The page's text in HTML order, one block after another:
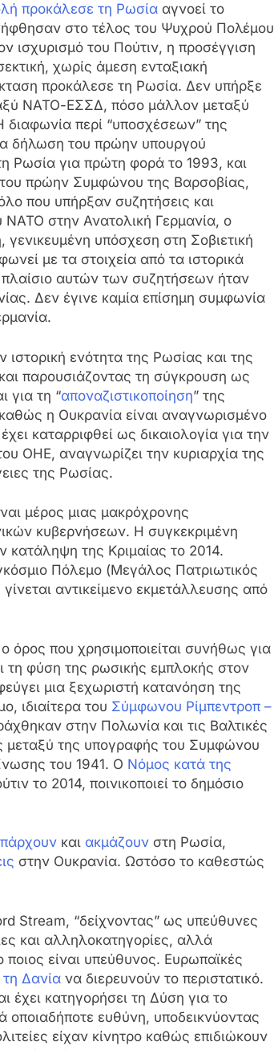
προκάλεσε τη Ρωσία αγνοεί το
στο τέλος του Ψυχρού Πολέμου
ισχυρισμό του Πούτιν, η προσέγγιση
χωρίς άμεση ενταξιακή
προκάλεσε τη Ρωσία. Δεν υπήρξε
ΝΑΤΟ-ΕΣΣΔ, πόσο μάλλον μεταξύ
περί “υποσχέσεων” της
δήλωση του πρώην υπουργού
Ρωσία για πρώτη φορά το 1993, και
πρώην Συμφώνου της Βαρσοβίας,
που υπήρξαν συζητήσεις και
ΝΑΤΟ στην Ανατολική Γερμανία, ο
υπόσχεση στη Σοβιετική
με τα στοιχεία από τα ιστορικά
αυτών των συζητήσεων ήταν
Δεν έγινε καμία επίσημη συμφωνία
ενότητα της Ρωσίας και της
παρουσιάζοντας τη σύγκρουση ως
για τη “αποναζιστικοποίηση” της
η Ουκρανία είναι αναγνωρισμένο
καταρριφθεί ως δικαιολογία για την
ΟΗΕ, αναγνωρίζει την κυριαρχία της
της Ρωσίας.
μέρος μιας μακρόχρονης
κυβερνήσεων. Η συγκεκριμένη
κατάληψη της Κριμαίας το 2014.
Πόλεμο (Μεγάλος Πατριωτικός
αντικείμενο εκμετάλλευσης από
όρος που χρησιμοποιείται συνήθως για
τη φύση της ρωσικής εμπλοκής στον
μια ξεχωριστή κατανόηση της
ιδιαίτερα του Σύμφωνου Ρίμπεντροπ –
στην Πολωνία και τις Βαλτικές
μεταξύ της υπογραφής του Συμφώνου
του 1941. Ο Νόμος κατά της
το 2014, ποινικοποιεί το δημόσιο
και ακμάζουν στη Ρωσία,
στην Ουκρανία. Ωστόσο το καθεστώς
Stream, “δείχνοντας” ως υπεύθυνες
και αλληλοκατηγορίες, αλλά
ποιος είναι υπεύθυνος. Ευρωπαϊκές
τη Δανία να διερευνούν το περιστατικό.
έχει κατηγορήσει τη Δύση για το
οποιαδήποτε ευθύνη, υποδεικνύοντας
είχαν κίνητρο καθώς επιδιώκουν